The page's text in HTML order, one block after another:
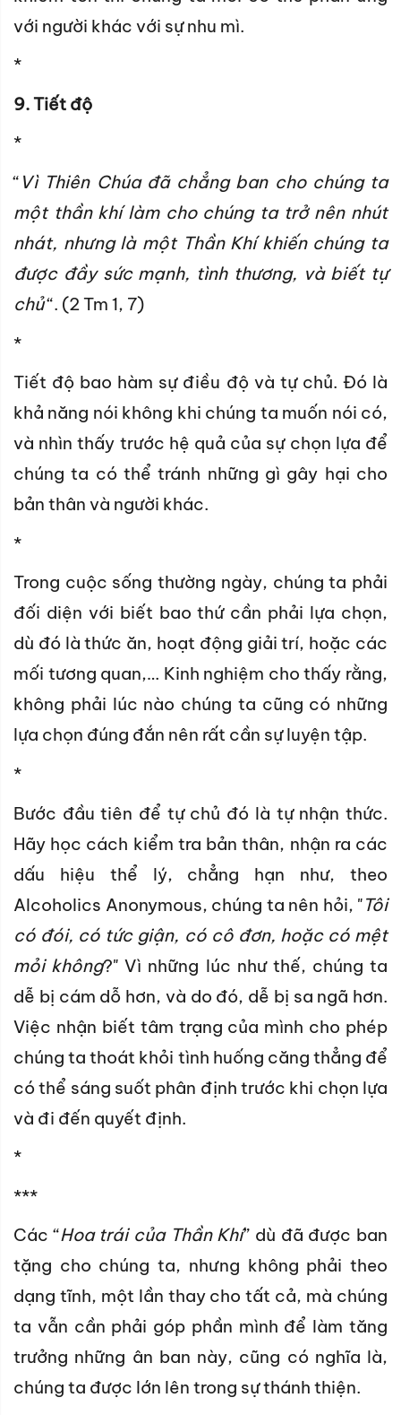
với người khác với sự nhu mì.
*
9. Tiết độ
*
“ Vì Thiên Chúa đã chẳng ban cho chúng ta
một thần khí làm cho chúng ta trở nên nhút
nhát, nhưng là một Thần Khí khiến chúng ta
được đầy sức mạnh, tình thương, và biết tự
chủ“. (2 Tm 1, 7)
*
Tiết độ bao hàm sự điều độ và tự chủ. Đó là
khả năng nói không khi chúng ta muốn nói có,
và nhìn thấy trước hệ quả của sự chọn lựa để
chúng ta có thể tránh những gì gây hại cho
bản thân và người khác.
*
Trong cuộc sống thường ngày, chúng ta phải
đối diện với biết bao thứ cần phải lựa chọn,
dù đó là thức ăn, hoạt động giải trí, hoặc các
mối tương quan,… Kinh nghiệm cho thấy rằng,
không phải lúc nào chúng ta cũng có những
lựa chọn đúng đắn nên rất cần sự luyện tập.
*
Bước đầu tiên để tự chủ đó là tự nhận thức.
Hãy học cách kiểm tra bản thân, nhận ra các
dấu hiệu thể lý, chẳng hạn như, theo
Alcoholics Anonymous, chúng ta nên hỏi, "Tôi
có đói, có tức giận, có cô đơn, hoặc có mệt
mỏi không?" Vì những lúc như thế, chúng ta
dễ bị cám dỗ hơn, và do đó, dễ bị sa ngã hơn.
Việc nhận biết tâm trạng của mình cho phép
chúng ta thoát khỏi tình huống căng thẳng để
có thể sáng suốt phân định trước khi chọn lựa
và đi đến quyết định.
*
***
Các “Hoa trái của Thần Khí” dù đã được ban
tặng cho chúng ta, nhưng không phải theo
dạng tĩnh, một lần thay cho tất cả, mà chúng
ta vẫn cần phải góp phần mình để làm tăng
trưởng những ân ban này, cũng có nghĩa là,
chúng ta được lớn lên trong sự thánh thiện.